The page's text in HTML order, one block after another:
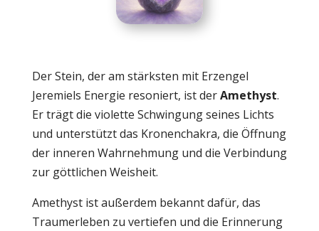
Der Stein, der am stärksten mit Erzengel
Jeremiels Energie resoniert, ist derAmethyst.
Er trägt die violette Schwingung seines Lichts
und unterstützt das Kronenchakra, die Öffnung
der inneren Wahrnehmung und die Verbindung
zur göttlichen Weisheit.
Amethyst ist außerdem bekannt dafür, das
Traumerleben zu vertiefen und die Erinnerung